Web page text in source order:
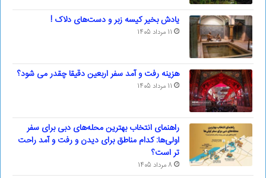
یادش بخیر کیسه‌ زبر و دست‌های دلاک !
11 مرداد 1405
هزینه رفت و آمد سفر اربعین دقیقا چقدر می شود؟
11 مرداد 1405
راهنمای انتخاب بهترین محله‌های دبی برای سفر
اولی‌ها: کدام مناطق برای دیدن و رفت و آمد راحت
تر است؟
8 مرداد 1405